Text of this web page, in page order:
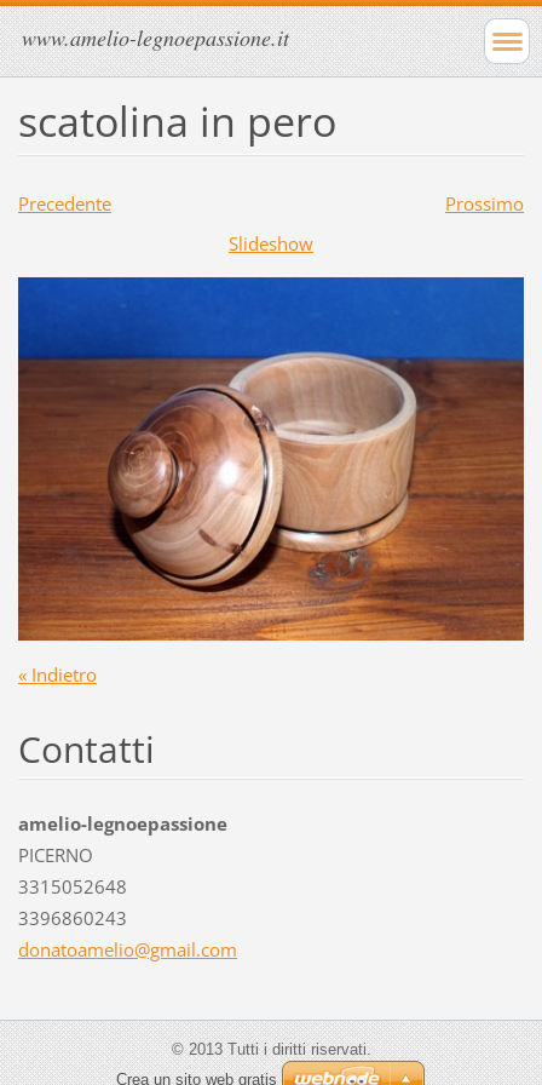
www.amelio-legnoepassione.it
scatolina in pero
Precedente
Prossimo
Slideshow
« Indietro
Contatti
amelio-legnoepassione
PICERNO
3315052648
3396860243
donatoamelio@gmail.com
© 2013 Tutti i diritti riservati.
Crea un sito web gratis